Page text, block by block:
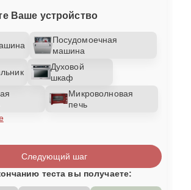
Ваше устройство
Посудомоечная
машина
Духовой
шкаф
Микроволновая
печь
Следующий шаг
теста вы получаете: